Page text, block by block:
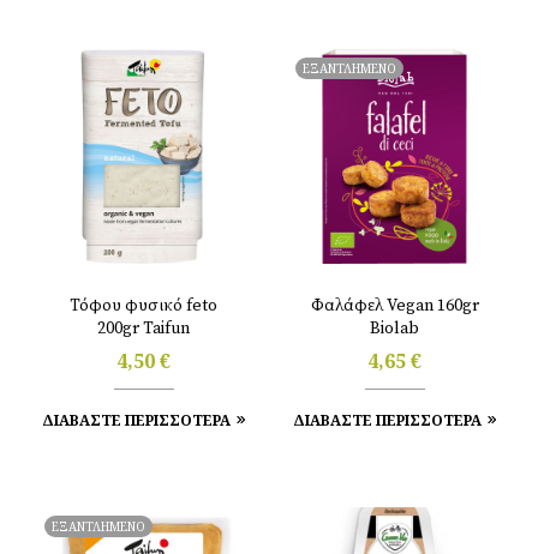
Τόφου φυσικό feto
200gr Taifun
4,50€
ΔΙΑΒΑΣΤΕ ΠΕΡΙΣΣΟΤΕΡΑ
ΕΞΑΝΤΛΗΜΕΝΟ
Φαλάφελ Vegan 160gr
Biolab
4,65€
ΔΙΑΒΑΣΤΕ ΠΕΡΙΣΣΟΤΕΡΑ
ΕΞΑΝΤΛΗΜΕΝΟ